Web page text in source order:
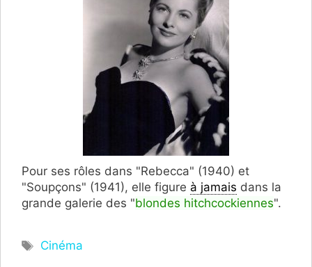
Pour ses rôles dans "Rebecca" (1940) et
"Soupçons" (1941), elle figure à jamais dans la
grande galerie des "blondes hitchcockiennes".
Étiquettes
Cinéma